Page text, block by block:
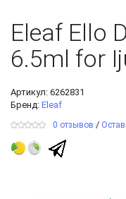
Eleaf Ello
6.5ml for
Артикул: 6262831
Бренд: Eleaf
0 отзывов /